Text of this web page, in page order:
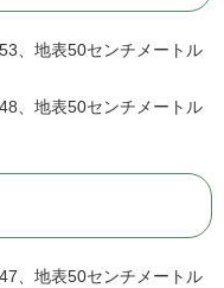
、地表50センチメートル
、地表50センチメートル
、地表50センチメートル